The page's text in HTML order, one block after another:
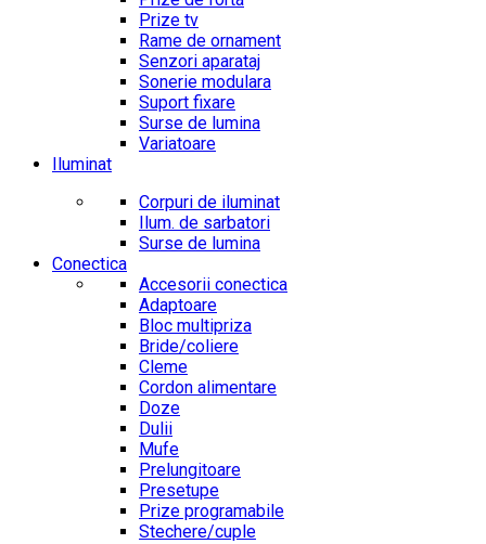
Prize tv
Rame de ornament
Senzori aparataj
Sonerie modulara
Suport fixare
Surse de lumina
Variatoare
Iluminat
Corpuri de iluminat
Ilum. de sarbatori
Surse de lumina
Conectica
Accesorii conectica
Adaptoare
Bloc multipriza
Bride/coliere
Cleme
Cordon alimentare
Doze
Dulii
Mufe
Prelungitoare
Presetupe
Prize programabile
Stechere/cuple